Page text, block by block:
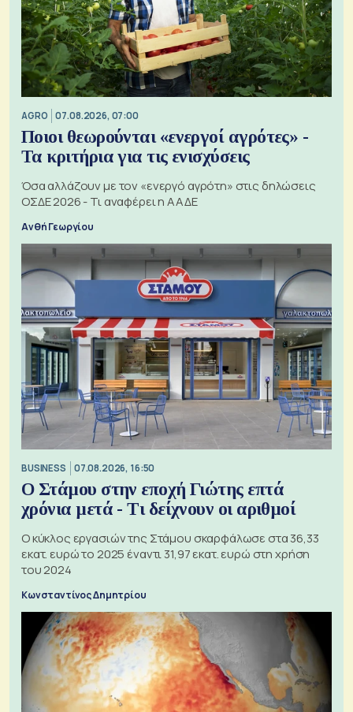
AGRO 07.08.2026, 07:00
Ποιοι θεωρούνται «ενεργοί αγρότες» -
Τα κριτήρια για τις ενισχύσεις
Όσα αλλάζουν με τον «ενεργό αγρότη» στις δηλώσεις
ΟΣΔΕ 2026 - Τι αναφέρει η ΑΑΔΕ
Ανθή Γεωργίου
BUSINESS 07.08.2026, 16:50
Ο Στάμου στην εποχή Γιώτης επτά
χρόνια μετά - Τι δείχνουν οι αριθμοί
Ο κύκλος εργασιών της Στάμου σκαρφάλωσε στα 36,33
εκατ. ευρώ το 2025 έναντι 31,97 εκατ. ευρώ στη χρήση
του 2024
Κωνσταντίνος Δημητρίου